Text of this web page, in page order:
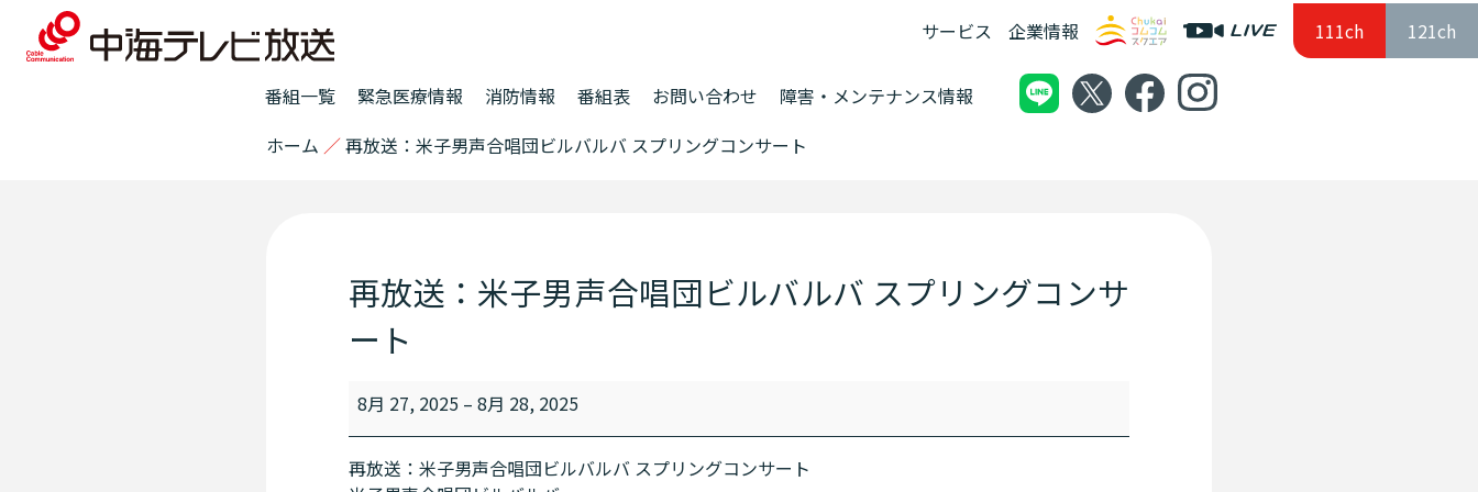
サービス 企業情報 111ch 121ch
番組一覧 緊急医療情報 消防情報 番組表 お問い合わせ
障害・メンテナンス情報
ホーム ／再放送：米子男声合唱団ビルバルバ スプリングコンサート
再放送：米子男声合唱団ビルバルバ スプリングコンサ
ート
8月 27, 2025 – 8月 28, 2025
再放送：米子男声合唱団ビルバルバ スプリングコンサート